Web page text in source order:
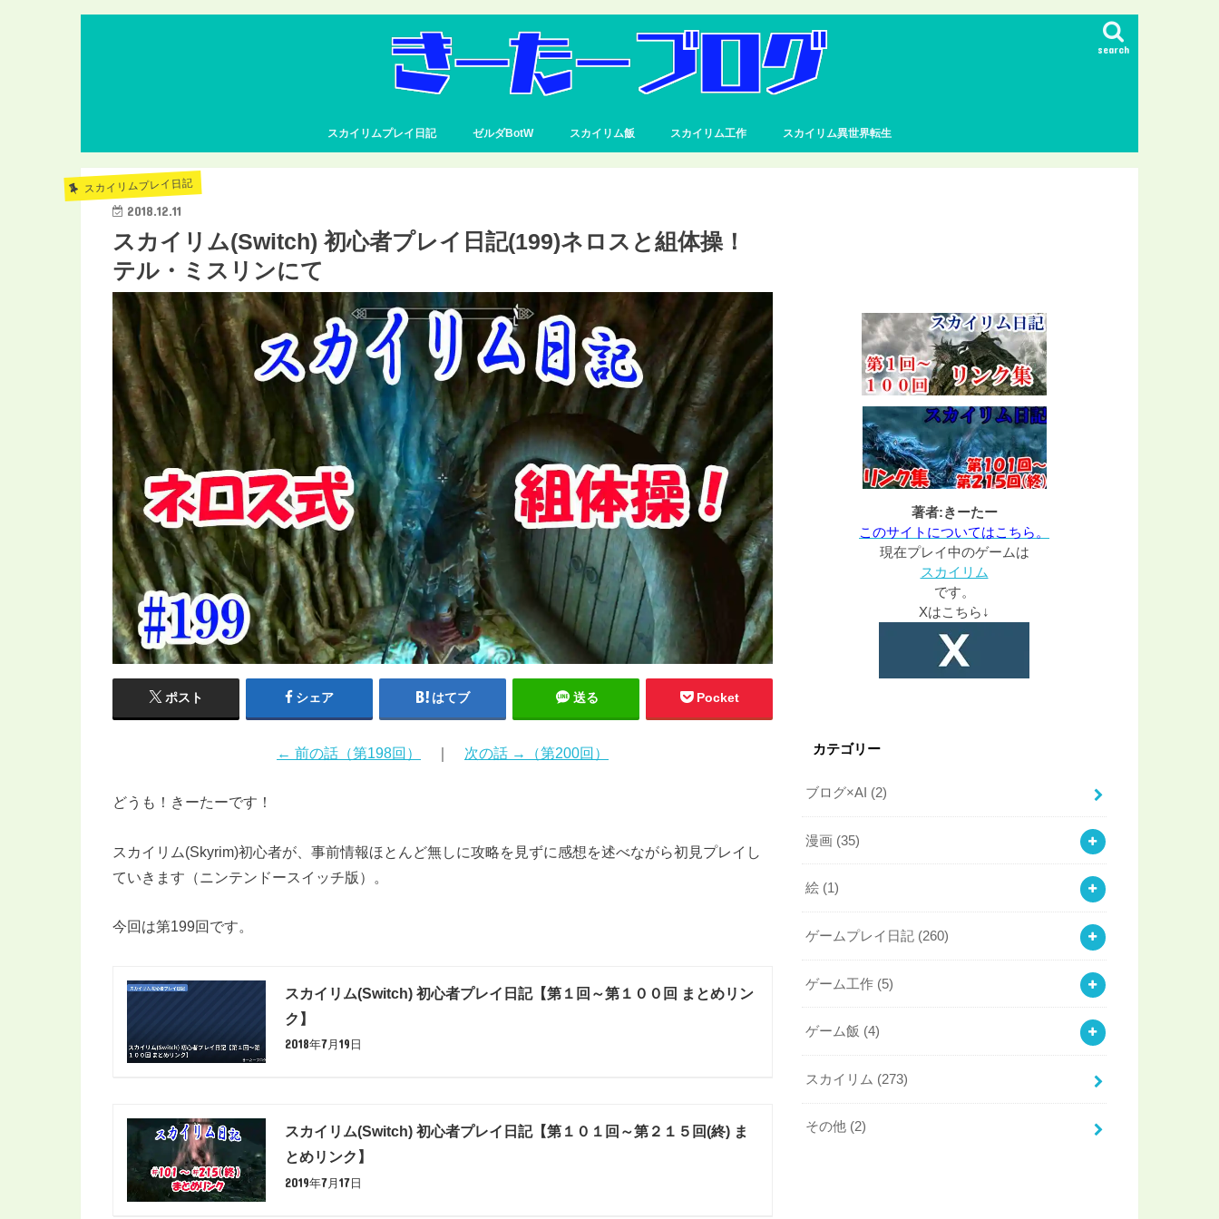
search
スカイリムプレイ日記 ゼルダBotW スカイリム飯 スカイリム工作 スカイリム異世界転生
スカイリムプレイ日記
2018.12.11
スカイリム(Switch) 初心者プレイ日記(199)ネロスと組体操！
テル・ミスリンにて
ポスト シェア はてブ 送る Pocket
← 前の話（第198回） ｜ 次の話 →（第200回）
どうも！きーたーです！
スカイリム(Skyrim)初心者が、事前情報ほとんど無しに攻略を見ずに感想を述べながら初見プレイし
ていきます（ニンテンドースイッチ版）。
今回は第199回です。
スカイリム(Switch) 初心者プレイ日記【第１回～第１００回 まとめリン
ク】
2018年7月19日
スカイリム(Switch) 初心者プレイ日記【第１０１回～第２１５回(終) ま
とめリンク】
2019年7月17日
著者:きーたー
このサイトについてはこちら。
現在プレイ中のゲームは
スカイリム
です。
Xはこちら↓
カテゴリー
ブログ×AI (2)
漫画 (35)
絵 (1)
ゲームプレイ日記 (260)
ゲーム工作 (5)
ゲーム飯 (4)
スカイリム (273)
その他 (2)